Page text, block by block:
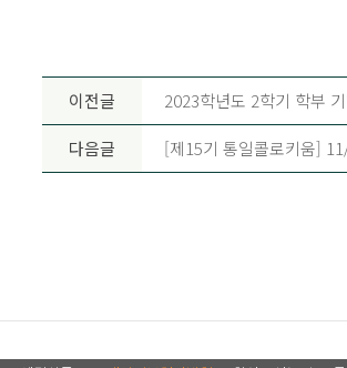
이전글 2023학년도 2학기 학부
다음글 [제15기 통일콜로키움]